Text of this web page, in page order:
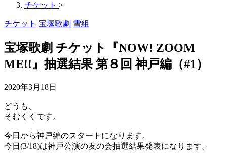
チケット >
チケット 宝塚歌劇 雪組
宝塚歌劇 チケット『NOW! ZOOM
ME!!』抽選結果 第８回 神戸編（#1）
2020年3月18日
どうも、
そむくくです。
今日から神戸編のスタートになります。
今日(3/18)は神戸公演の友の会抽選結果発表になります。